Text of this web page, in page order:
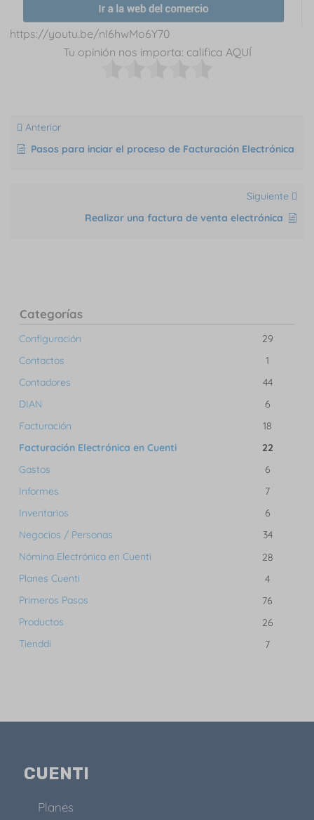
https://youtu.be/nI6hwMo6Y70
Tu opinión nos importa: califica AQUÍ
Anterior
Pasos para inciar el proceso de Facturación Electrónica
Siguiente
Realizar una factura de venta electrónica
Categorías
Configuración
29
Contactos
1
Contadores
44
DIAN
6
Facturación
18
Facturación Electrónica en Cuenti
22
Gastos
6
Informes
7
Inventarios
6
Negocios / Personas
34
Nómina Electrónica en Cuenti
28
Planes Cuenti
4
Primeros Pasos
76
Productos
26
Tienddi
7
CUENTI
Planes